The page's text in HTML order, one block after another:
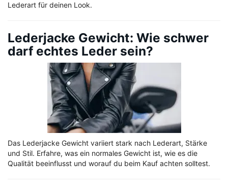
Lederart für deinen Look.
Lederjacke Gewicht: Wie schwer
darf echtes Leder sein?
Das Lederjacke Gewicht variiert stark nach Lederart, Stärke
und Stil. Erfahre, was ein normales Gewicht ist, wie es die
Qualität beeinflusst und worauf du beim Kauf achten solltest.